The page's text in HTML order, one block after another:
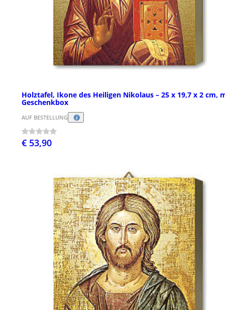
Holztafel, Ikone des Heiligen Nikolaus – 25 x 19,7 x 2 cm,
Geschenkbox
AUF BESTELLUNG
€ 53,90